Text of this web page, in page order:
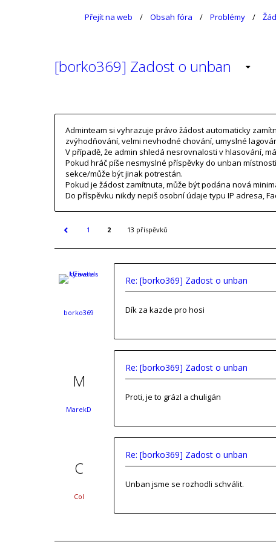
Přejít na web Obsah fóra Problémy
[borko369] Zadost o unban
Adminteam si vyhrazuje právo žádost automaticky
zvýhodňování, velmi nevhodné chování, umyslné
V případě, že admin shledá nesrovnalosti v hlasování,
Pokud hráč píše nesmyslné příspěvky do unban
sekce/může být jinak potrestán.
Pokud je žádost zamítnuta, může být podána nová
Do příspěvku nikdy nepiš osobní údaje typu IP adresa,
1 2 13 příspěvků
borko369
Re: [borko369] Zadost o unban
Dík za kazde pro hosi
MarekD
Re: [borko369] Zadost o unban
Proti, je to grázl a chuligán
Col
Re: [borko369] Zadost o unban
Unban jsme se rozhodli schválit.